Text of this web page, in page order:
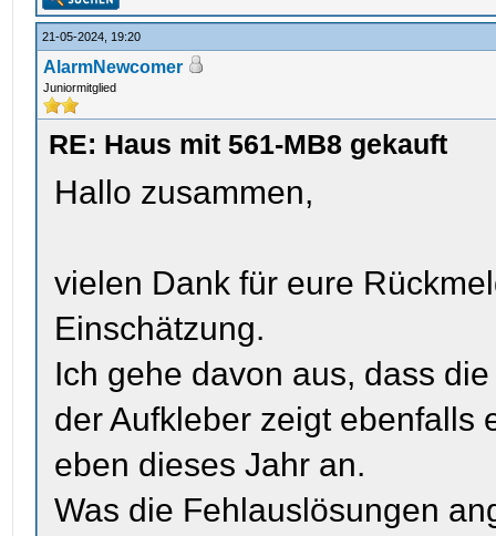
21-05-2024, 19:20
AlarmNewcomer
Juniormitglied
RE: Haus mit 561-MB8 gekauft
Hallo zusammen,
vielen Dank für eure
Einschätzung.
Ich gehe davon aus, dass
der Aufkleber zeigt ebenfalls
eben dieses Jahr an.
Was die Fehlauslösungen